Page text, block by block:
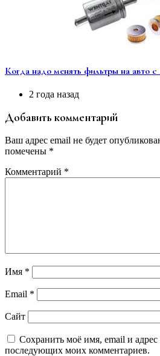
Когда надо менять фильтры на авто
2 года назад
Добавить комментарий
Ваш адрес email не будет
помечены *
Комментарий *
Имя *
Email *
Сайт
Сохранить моё имя, email и адрес
последующих моих комментариев.